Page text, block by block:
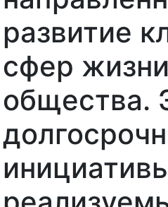
развитие
сфер жизни
общества.